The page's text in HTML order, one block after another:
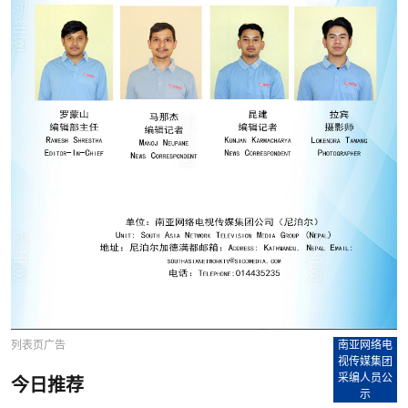
列表页广告
南亚网络电
视传媒集团
采编人员公
示
今日推荐